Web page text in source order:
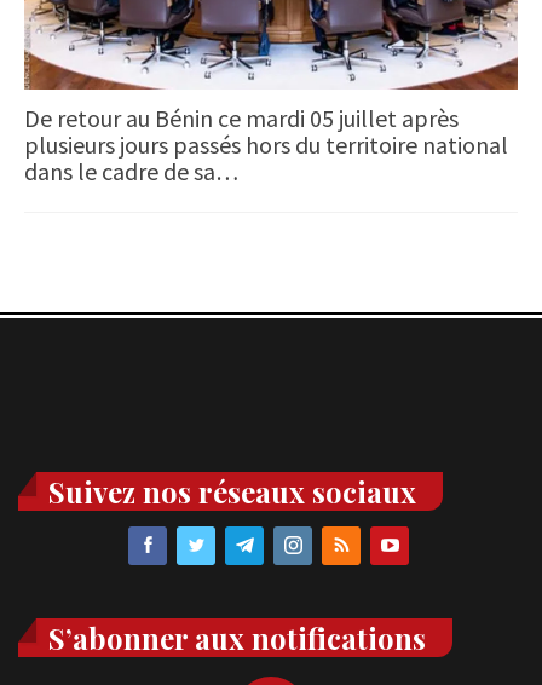
De retour au Bénin ce mardi 05 juillet après
plusieurs jours passés hors du territoire national
dans le cadre de sa…
Suivez nos réseaux sociaux
S’abonner aux notifications